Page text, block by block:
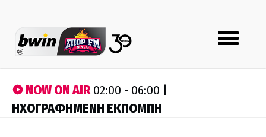
Toggle
navigation
NOW ON AIR02:00 - 06:00 |
ΗΧΟΓΡΑΦΗΜΕΝΗ ΕΚΠΟΜΠΗ